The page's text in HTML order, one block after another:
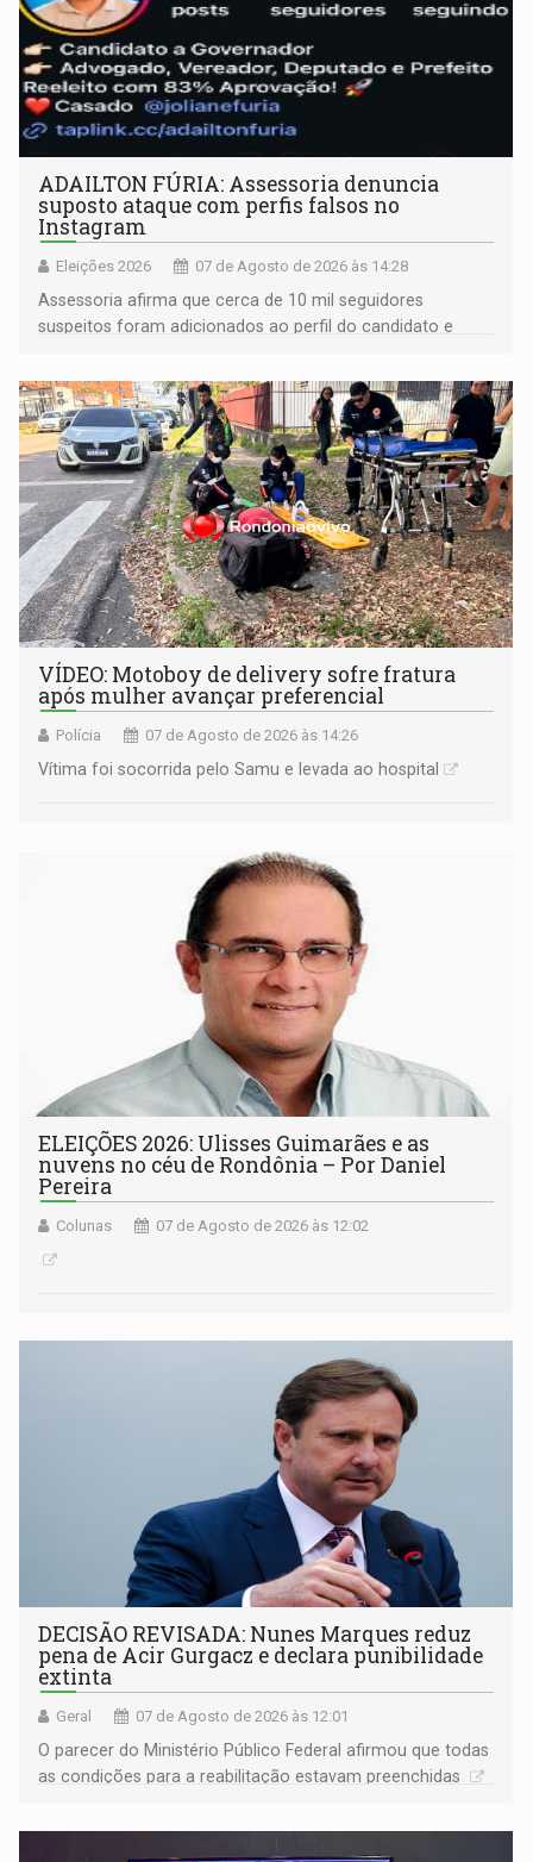
ADAILTON FÚRIA: Assessoria denuncia
suposto ataque com perfis falsos no
Instagram
Eleições 2026 07 de Agosto de 2026 às 14:28
Assessoria afirma que cerca de 10 mil seguidores
suspeitos foram adicionados ao perfil do candidato e
remover as contas
VÍDEO: Motoboy de delivery sofre fratura
após mulher avançar preferencial
Polícia 07 de Agosto de 2026 às 14:26
Vítima foi socorrida pelo Samu e levada ao hospital
ELEIÇÕES 2026: Ulisses Guimarães e as
nuvens no céu de Rondônia – Por Daniel
Pereira
Colunas 07 de Agosto de 2026 às 12:02
DECISÃO REVISADA: Nunes Marques reduz
pena de Acir Gurgacz e declara punibilidade
extinta
Geral 07 de Agosto de 2026 às 12:01
O parecer do Ministério Público Federal afirmou que todas
as condições para a reabilitação estavam preenchidas